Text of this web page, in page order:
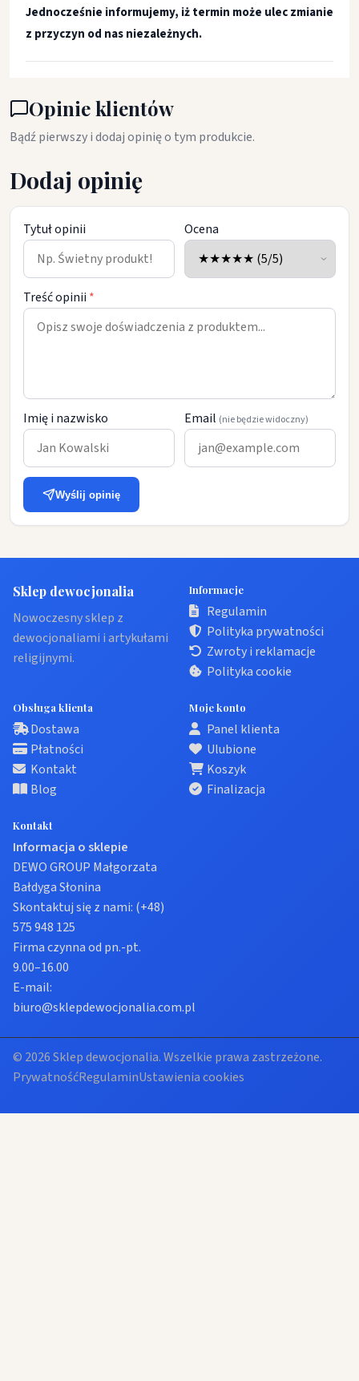
Jednocześnie informujemy, iż termin może ulec zmianie
z przyczyn od nas niezależnych.
Opinie klientów
Bądź pierwszy i dodaj opinię o tym produkcie.
Dodaj opinię
Tytuł opinii Ocena
Treść opinii *
Imię i nazwisko Email (nie będzie widoczny)
Wyślij opinię
Sklep dewocjonalia
Nowoczesny sklep z
dewocjonaliami i artykułami
religijnymi.
Informacje
Regulamin
Polityka prywatności
Zwroty i reklamacje
Polityka cookie
Obsługa klienta
Dostawa
Płatności
Kontakt
Blog
Moje konto
Panel klienta
Ulubione
Koszyk
Finalizacja
Kontakt
Informacja o sklepie
DEWO GROUP Małgorzata
Bałdyga Słonina
Skontaktuj się z nami: (+48)
575 948 125
Firma czynna od pn.-pt.
9.00–16.00
E-mail:
biuro@sklepdewocjonalia.com.pl
© 2026 Sklep dewocjonalia. Wszelkie prawa zastrzeżone.
PrywatnośćRegulaminUstawienia cookies